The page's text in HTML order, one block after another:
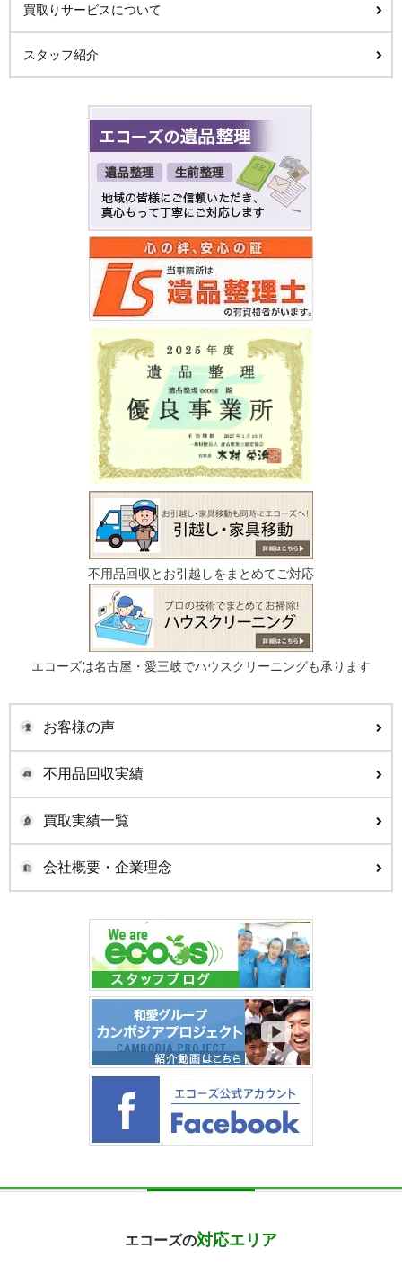
買取りサービスについて
スタッフ紹介
不用品回収とお引越しをまとめてご対応
エコーズは名古屋・愛三岐でハウスクリーニングも承ります
お客様の声
不用品回収実績
買取実績一覧
会社概要・企業理念
エコーズの対応エリア